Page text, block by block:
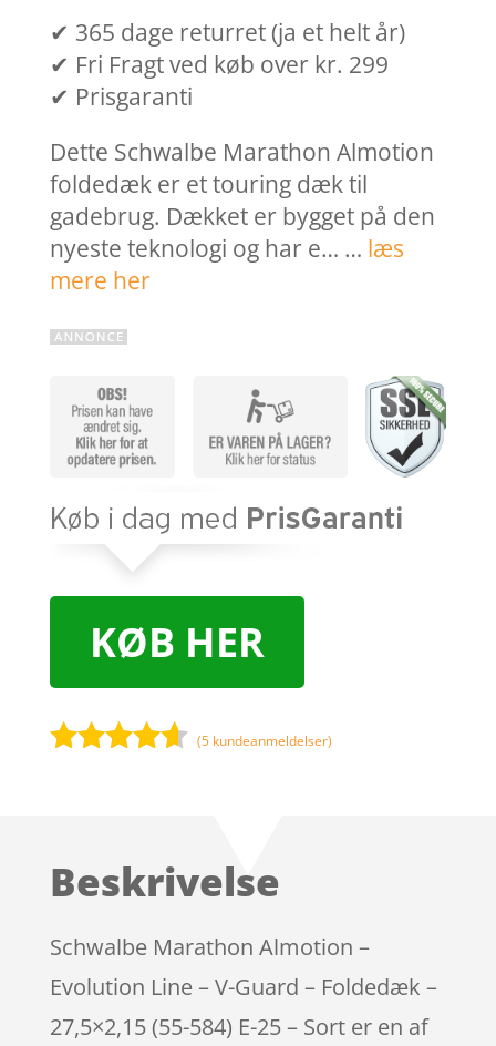
✔ 365 dage returret (ja et helt år)
✔ Fri Fragt ved køb over kr. 299
✔ Prisgaranti
Dette Schwalbe Marathon Almotion
foldedæk er et touring dæk til
gadebrug. Dækket er bygget på den
nyeste teknologi og har e… … læs
mere her
KØB HER
på
mmelser
(5 kundeanmeldelser)
Beskrivelse
Schwalbe Marathon Almotion –
Evolution Line – V-Guard – Foldedæk –
27,5×2,15 (55-584) E-25 – Sort er en af